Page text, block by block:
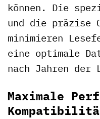
können. Die
und die präzise
minimieren
eine optimale
nach Jahren der
Maximale